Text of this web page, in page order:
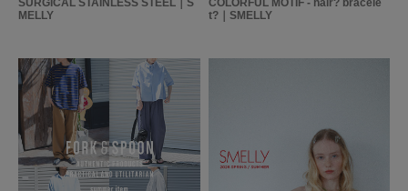
MELLY
t?｜SMELLY